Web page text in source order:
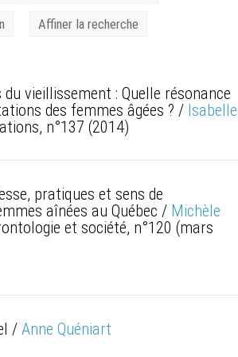
Affiner la recherche
vieillissement : Quelle résonance
des femmes âgées ? / Isabelle
n°137 (2014)
pratiques et sens de
aînées au Québec / Michèle
et société, n°120 (mars
/ Anne Quéniart